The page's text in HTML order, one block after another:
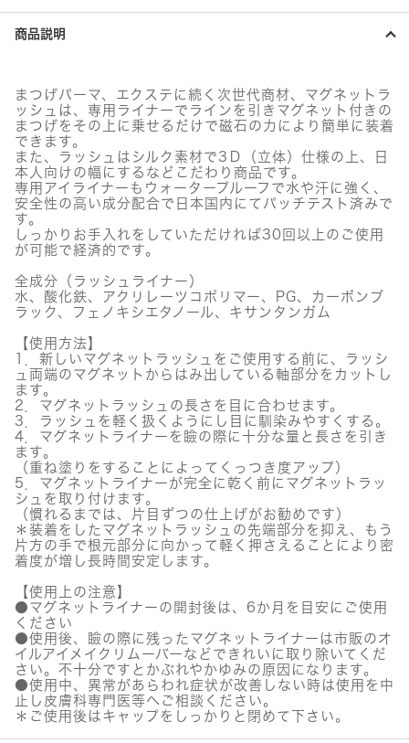
ッ
ト
ラ
ュ
マ
グ
ネ
ッ
ト
＆
ラ
ナ
ー
ッ
ト
【雅】
個
商品説明
まつげパーマ、エクステに続く次世代商材、マグネットラ
ッシュは、専用ライナーでラインを引きマグネット付きの
まつげをその上に乗せるだけで磁石の力により簡単に装着
できます。
また、ラッシュはシルク素材で3Ｄ（立体）仕様の上、日
本人向けの幅にするなどこだわり商品です。
専用アイライナーもウォータープルーフで水や汗に強く、
安全性の高い成分配合で日本国内にてパッチテスト済みで
す。
しっかりお手入れをしていただければ30回以上のご使用
が可能で経済的です。
全成分（ラッシュライナー）
水、酸化鉄、アクリレーツコポリマー、PG、カーボンブ
ラック、フェノキシエタノール、キサンタンガム
【使用方法】
1．新しいマグネットラッシュをご使用する前に、ラッシ
ュ両端のマグネットからはみ出している軸部分をカットし
ます。
2．マグネットラッシュの長さを目に合わせます。
3．ラッシュを軽く扱くようにし目に馴染みやすくする。
4．マグネットライナーを瞼の際に十分な量と長さを引き
ます。
（重ね塗りをすることによってくっつき度アップ）
5．マグネットライナーが完全に乾く前にマグネットラッ
シュを取り付けます。
（慣れるまでは、片目ずつの仕上げがお勧めです）
＊装着をしたマグネットラッシュの先端部分を抑え、もう
片方の手で根元部分に向かって軽く押さえることにより密
着度が増し長時間安定します。
【使用上の注意】
●マグネットライナーの開封後は、6か月を目安にご使用
ください
●使用後、瞼の際に残ったマグネットライナーは市販のオ
イルアイメイクリムーバーなどできれいに取り除いてくだ
さい。不十分ですとかぶれやかゆみの原因になります。
●使用中、異常があらわれ症状が改善しない時は使用を中
止し皮膚科専門医等へご相談ください。
＊ご使用後はキャップをしっかりと閉めて下さい。